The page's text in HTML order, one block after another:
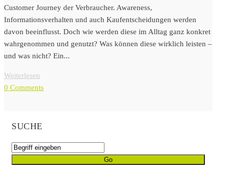
Customer Journey der Verbraucher. Awareness,
Informationsverhalten und auch Kaufentscheidungen werden
davon beeinflusst. Doch wie werden diese im Alltag ganz konkret
wahrgenommen und genutzt? Was können diese wirklich leisten –
und was nicht? Ein...
Weiterlesen
0 Comments
SUCHE